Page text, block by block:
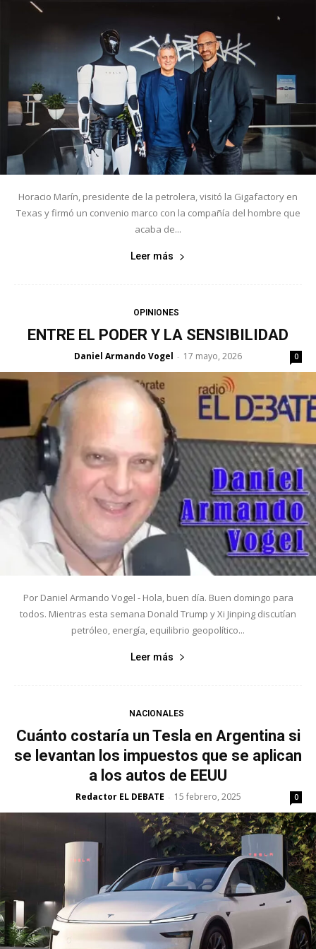
Horacio Marín, presidente de la petrolera, visitó la Gigafactory en
Texas y firmó un convenio marco con la compañía del hombre que
acaba de...
Leer más
OPINIONES
ENTRE EL PODER Y LA SENSIBILIDAD
Daniel Armando Vogel - 17 mayo, 2026 0
Por Daniel Armando Vogel - Hola, buen día. Buen domingo para
todos. Mientras esta semana Donald Trump y Xi Jinping discutían
petróleo, energía, equilibrio geopolítico...
Leer más
NACIONALES
Cuánto costaría un Tesla en Argentina si
se levantan los impuestos que se aplican
a los autos de EEUU
Redactor EL DEBATE - 15 febrero, 2025 0